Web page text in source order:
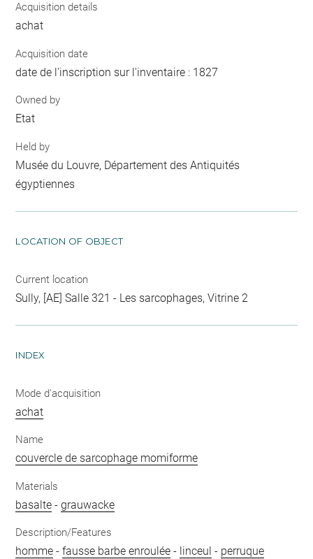
Acquisition details
achat
Acquisition date
date de l'inscription sur l'inventaire : 1827
Owned by
Etat
Held by
Musée du Louvre, Département des Antiquités
égyptiennes
LOCATION OF OBJECT
Current location
Sully, [AE] Salle 321 - Les sarcophages, Vitrine 2
INDEX
Mode d'acquisition
achat
Name
couvercle de sarcophage momiforme
Materials
basalte -grauwacke
Description/Features
homme -fausse barbe enroulée - linceul - perruque